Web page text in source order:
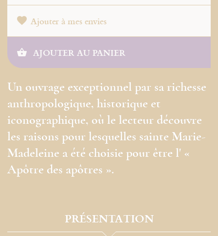
Ajouter à mes envies
AJOUTER AU PANIER
Un ouvrage exceptionnel par sa richesse
anthropologique, historique et
iconographique, où le lecteur découvre
les raisons pour lesquelles sainte Marie-
Madeleine a été choisie pour être l' «
Apôtre des apôtres ».
PRÉSENTATION